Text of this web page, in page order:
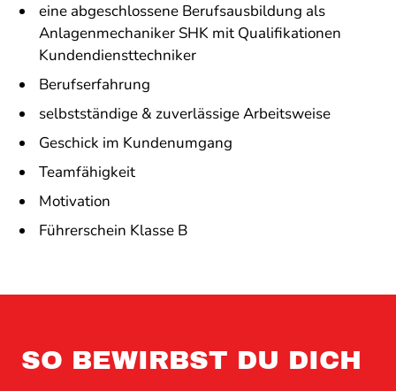
eine abgeschlossene Berufsausbildung als
Anlagenmechaniker SHK mit Qualifikationen
Kundendiensttechniker
Berufserfahrung
selbstständige & zuverlässige Arbeitsweise
Geschick im Kundenumgang
Teamfähigkeit
Motivation
Führerschein Klasse B
SO BEWIRBST DU DICH